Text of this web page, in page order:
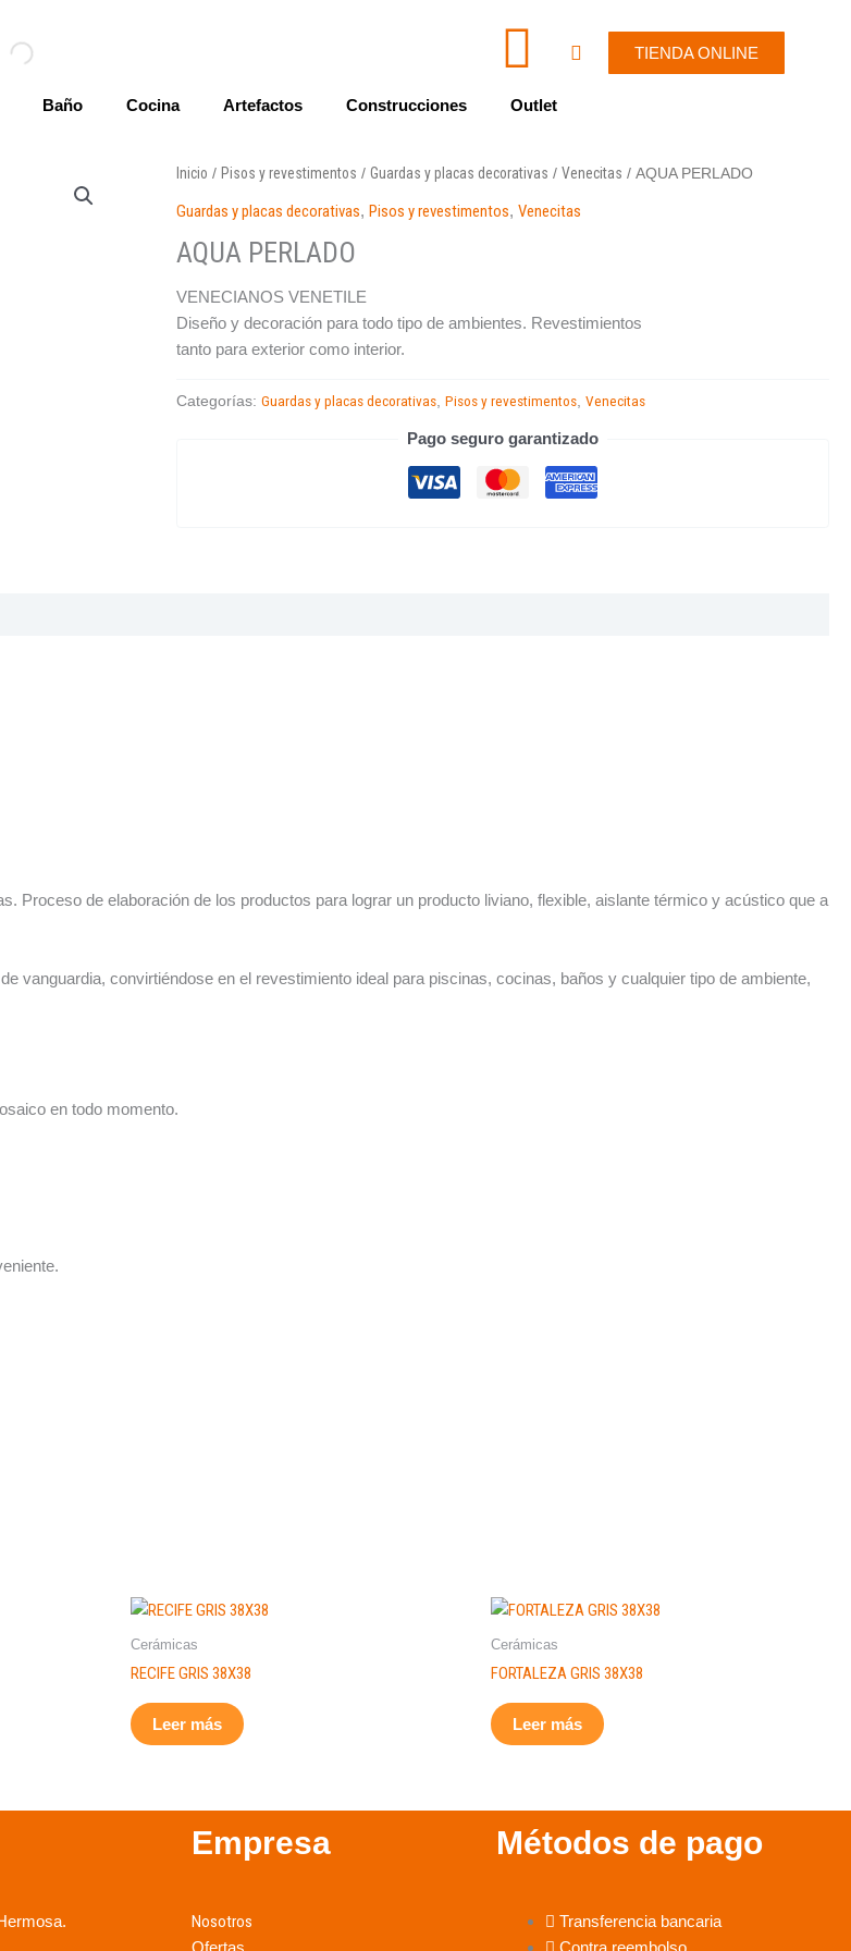
c
o
n
e
v
e
W
h
a
t
a
p
Cart TIENDA ONLINE
Baño Cocina Artefactos Construcciones Outlet
Inicio / Pisos y revestimentos /Guardas y placas decorativas /Venecitas / AQUA PERLADO
Guardas y placas decorativas,Pisos y revestimentos,Venecitas
AQUA PERLADO
VENECIANOS VENETILE
Diseño y decoración para todo tipo de ambientes. Revestimientos
tanto para exterior como interior.
Categorías:Guardas y placas decorativas ,Pisos y revestimentos ,Venecitas
Pago seguro garantizado
Proceso de elaboración de los productos para lograr un producto liviano, flexible, aislante térmico y acústico que a
vanguardia, convirtiéndose en el revestimiento ideal para piscinas, cocinas, baños y cualquier tipo de ambiente,
en todo momento.
Cerámicas
RECIFE GRIS 38X38
Leer más
Cerámicas
FORTALEZA GRIS 38X38
Leer más
Empresa
Nosotros
Ofertas
Métodos de pago
Transferencia bancaria
Contra reembolso